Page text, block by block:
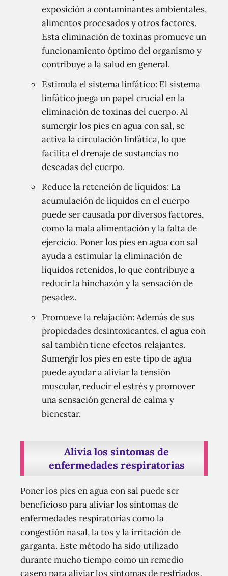
exposición a contaminantes ambientales,
alimentos procesados ​​y otros factores.
Esta eliminación de toxinas promueve un
funcionamiento óptimo del organismo y
contribuye a la salud en general.
Estimula el sistema linfático: El sistema
linfático juega un papel crucial en la
eliminación de toxinas del cuerpo. Al
sumergir los pies en agua con sal, se
activa la circulación linfática, lo que
facilita el drenaje de sustancias no
deseadas del cuerpo.
Reduce la retención de líquidos: La
acumulación de líquidos en el cuerpo
puede ser causada por diversos factores,
como la mala alimentación y la falta de
ejercicio. Poner los pies en agua con sal
ayuda a estimular la eliminación de
líquidos retenidos, lo que contribuye a
reducir la hinchazón y la sensación de
pesadez.
Promueve la relajación: Además de sus
propiedades desintoxicantes, el agua con
sal también tiene efectos relajantes.
Sumergir los pies en este tipo de agua
puede ayudar a aliviar la tensión
muscular, reducir el estrés y promover
una sensación general de calma y
bienestar.
Alivia los síntomas de
enfermedades respiratorias
Poner los pies en agua con sal puede ser
beneficioso para aliviar los síntomas de
enfermedades respiratorias como la
congestión nasal, la tos y la irritación de
garganta. Este método ha sido utilizado
durante mucho tiempo como un remedio
casero para aliviar los síntomas de resfriados,